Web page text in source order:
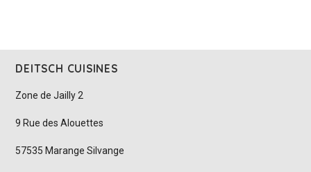
DEITSCH CUISINES
Zone de Jailly 2
9 Rue des Alouettes
57535 Marange Silvange